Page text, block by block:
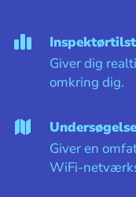
Giver dig
omkring dig.
Giver en
WiFi-